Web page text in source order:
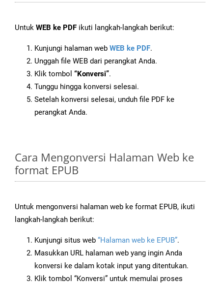
Untuk WEB ke PDF ikuti langkah-langkah berikut:
Kunjungi halaman web WEB ke PDF.
Unggah file WEB dari perangkat Anda.
Klik tombol “Konversi”.
Tunggu hingga konversi selesai.
Setelah konversi selesai, unduh file PDF ke
perangkat Anda.
Cara Mengonversi Halaman Web ke
format EPUB
Untuk mengonversi halaman web ke format EPUB, ikuti
langkah-langkah berikut:
Kunjungi situs web “Halaman web ke EPUB”.
Masukkan URL halaman web yang ingin Anda
konversi ke dalam kotak input yang ditentukan.
Klik tombol “Konversi” untuk memulai proses